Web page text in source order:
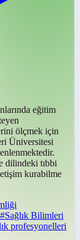
eğitim
ölçmek için
Üniversitesi
dilindeki tıbbi
kurabilme
#Sağlık Bilimleri
profesyonelleri